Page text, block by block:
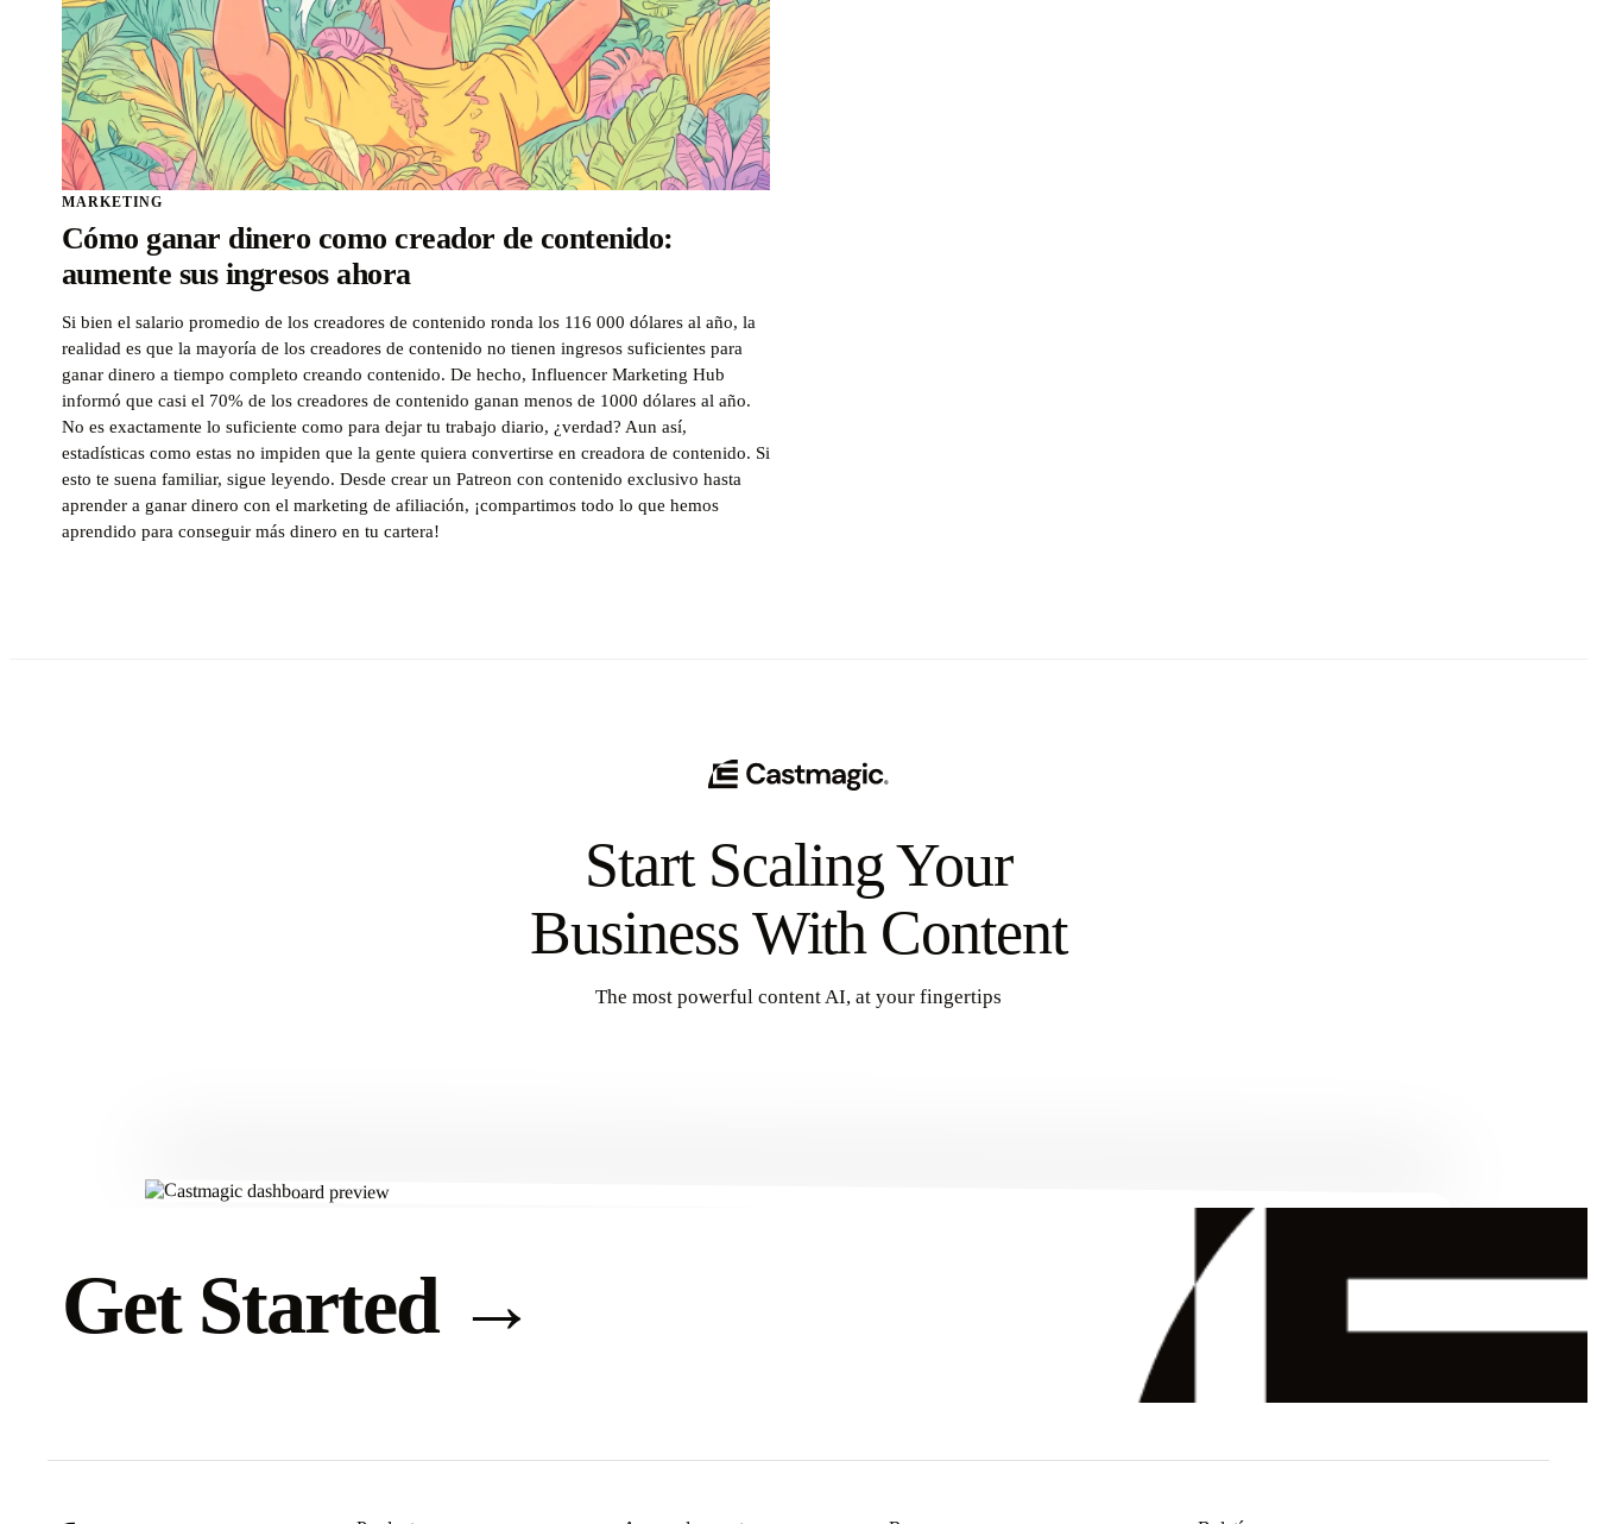
MARKETING
Cómo ganar dinero como creador de contenido:
aumente sus ingresos ahora
Si bien el salario promedio de los creadores de contenido ronda los 116 000 dólares al año, la
realidad es que la mayoría de los creadores de contenido no tienen ingresos suficientes para
ganar dinero a tiempo completo creando contenido. De hecho, Influencer Marketing Hub
informó que casi el 70% de los creadores de contenido ganan menos de 1000 dólares al año.
No es exactamente lo suficiente como para dejar tu trabajo diario, ¿verdad? Aun así,
estadísticas como estas no impiden que la gente quiera convertirse en creadora de contenido. Si
esto te suena familiar, sigue leyendo. Desde crear un Patreon con contenido exclusivo hasta
aprender a ganar dinero con el marketing de afiliación, ¡compartimos todo lo que hemos
aprendido para conseguir más dinero en tu cartera!
Start Scaling Your
Business With Content
The most powerful content AI, at your fingertips
Get Started →